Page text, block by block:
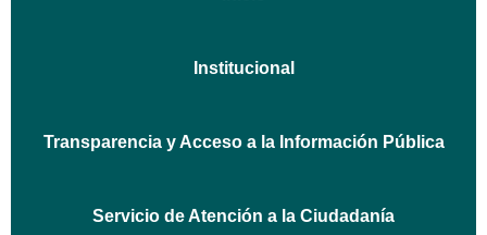
Institucional
Transparencia y Acceso a la Información Pública
Servicio de Atención a la Ciudadanía